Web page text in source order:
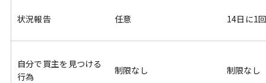
状況報告 任意 14日に1
自分で買主を見つける
行為
制限なし 制限なし